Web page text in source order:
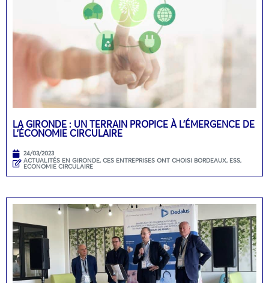
LA GIRONDE : UN TERRAIN PROPICE À L’ÉMERGENCE DE
L’ÉCONOMIE CIRCULAIRE
24/03/2023
ACTUALITÉS EN GIRONDE, CES ENTREPRISES ONT CHOISI BORDEAUX, ESS,
ECONOMIE CIRCULAIRE